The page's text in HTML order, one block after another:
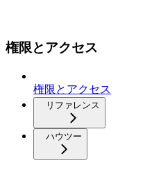
権限とアクセス
権限とアクセス
リファレンス
ハウツー